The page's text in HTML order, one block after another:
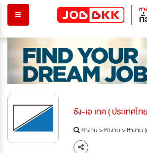
ซัง-เอ เทค ( ประเทศไท
หางาน>หางาน>หางาน